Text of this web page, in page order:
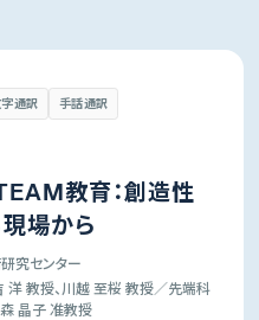
通訳 手話通訳
教育：創造性
場から
究センター
洋 教授、川越 至桜 教授／先端科
晶子 准教授